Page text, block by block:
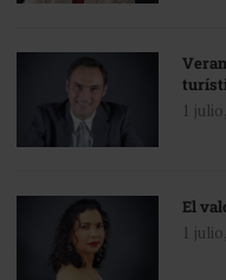
1
El
1